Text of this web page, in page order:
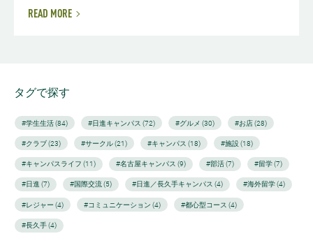
READ MORE
タグで探す
#学生生活 (84) #日進キャンパス (72) #グルメ (30) #お店 (28)
#クラブ (23) #サークル (21) #キャンパス (18) #施設 (18)
#キャンパスライフ (11) #名古屋キャンパス (9) #部活 (7) #留学 (7)
#日進 (7) #国際交流 (5) #日進／長久手キャンパス (4) #海外留学 (4)
#レジャー (4) #コミュニケーション (4) #都心型コース (4)
#長久手 (4)